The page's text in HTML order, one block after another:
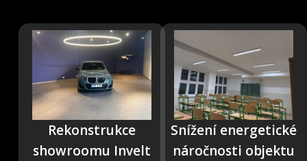
Rekonstrukce
showroomu Invelt
Snížení energetické
náročnosti objektu